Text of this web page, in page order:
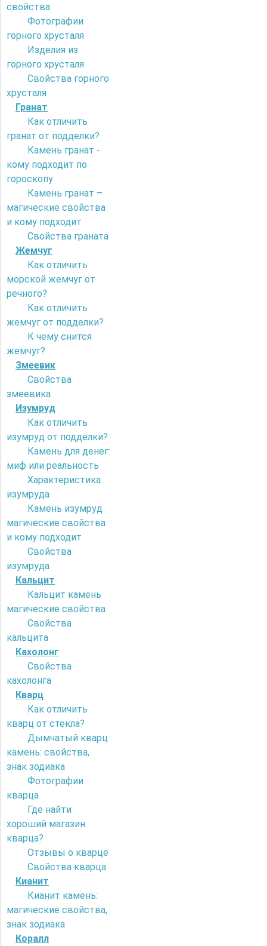
свойства
Фотографии
горного хрусталя
Изделия из
горного хрусталя
Свойства горного
хрусталя
Гранат
Как отличить
гранат от подделки?
Камень гранат -
кому подходит по
гороскопу
Камень гранат –
магические свойства
и кому подходит
Свойства граната
Жемчуг
Как отличить
морской жемчуг от
речного?
Как отличить
жемчуг от подделки?
К чему снится
жемчуг?
Змеевик
Свойства
змеевика
Изумруд
Как отличить
изумруд от подделки?
Камень для денег:
миф или реальность
Характеристика
изумруда
Камень изумруд
магические свойства
и кому подходит
Свойства
изумруда
Кальцит
Кальцит камень
магические свойства
Свойства
кальцита
Кахолонг
Свойства
кахолонга
Кварц
Как отличить
кварц от стекла?
Дымчатый кварц
камень: свойства,
знак зодиака
Фотографии
кварца
Где найти
хороший магазин
кварца?
Отзывы о кварце
Свойства кварца
Кианит
Кианит камень:
магические свойства,
знак зодиака
Коралл